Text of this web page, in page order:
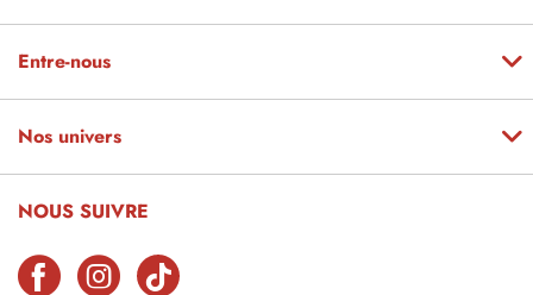
Entre-nous
Nos univers
NOUS SUIVRE